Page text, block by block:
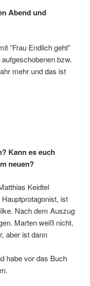
Abend und
“Frau Endlich geht”
bzw.
mehr und das ist
Kann es euch
neuen?
Keidtel
ist
Nach dem Auszug
Marten weiß nicht,
aber ist dann
habe vor das Buch